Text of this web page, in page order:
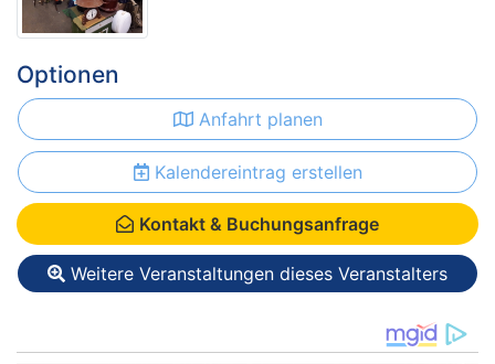
Optionen
Anfahrt planen
Kalendereintrag erstellen
Kontakt & Buchungsanfrage
Weitere Veranstaltungen dieses Veranstalters